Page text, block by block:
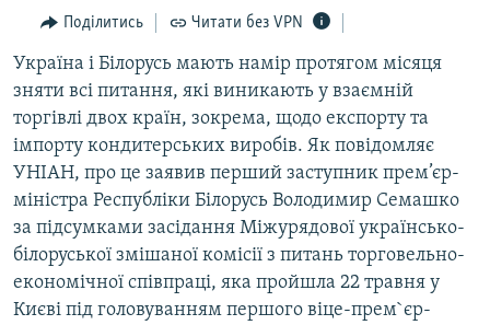
пошукуІНТЕРВ'Ю
ВСЕ ЗА ДЕНЬ
СПЕЦПРОЕКТИ
ДЕПОРТАЦІЯ
ВІДЕОУРОКИ «ELIFBE»
СВІДЧЕННЯ ОКУПАЦІЇ
УКРАЇНСЬКА ПРОБЛЕМА КРИМУ
ІНФОГРАФІКА
ЯК ОБІЙТИ БЛОКУВАННЯ
Русский
Qırımtatar
ДОЛУЧАЙСЯ!
Поділитись Читати без VPN
Україна і Білорусь мають намір протягом місяця
зняти всі питання, які виникають у взаємній
торгівлі двох країн, зокрема, щодо експорту та
імпорту кондитерських виробів. Як повідомляє
УНІАН, про це заявив перший заступник прем’єр-
міністра Республіки Білорусь Володимир Семашко
за підсумками засідання Міжурядової українсько-
білоруської змішаної комісії з питань торговельно-
економічної співпраці, яка пройшла 22 травня у
Києві під головуванням першого віце-прем`єр-